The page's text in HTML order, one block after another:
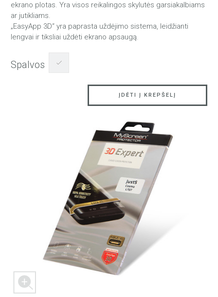
ekrano plotas. Yra visos reikalingos skylutės garsiakalbiams
ar jutikliams.
„EasyApp 3D“ yra paprasta uždėjimo sistema, leidžianti
lengvai ir tiksliai uždėti ekrano apsaugą.
Spalvos
ĮDĖTI Į KREPŠELĮ